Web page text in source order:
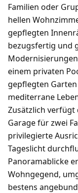
Familien oder
hellen
gepflegten
bezugsfertig und
einem privaten
gepflegten
mediterrane
Zusätzlich
Garage für zwei
privilegierte
Tageslicht
Panoramablicke
Wohngegend,
bestens